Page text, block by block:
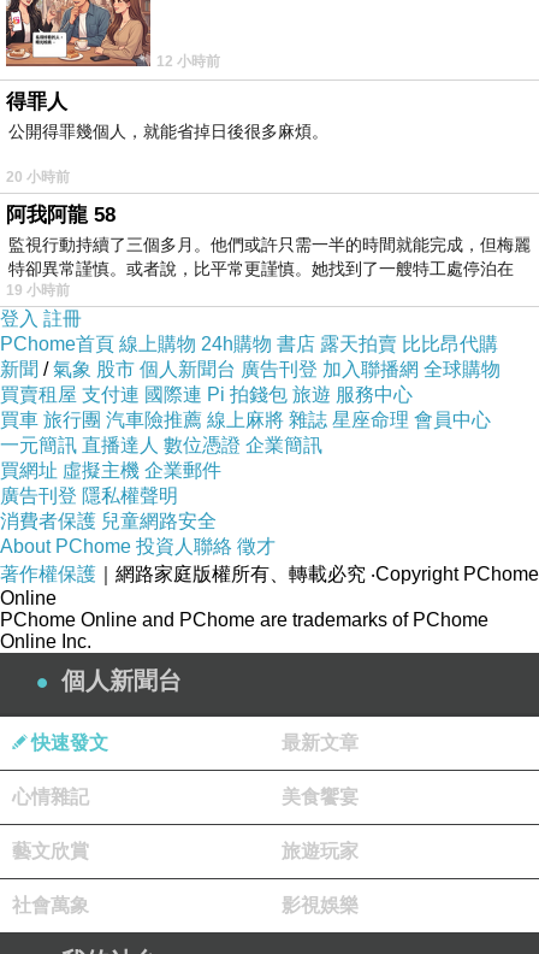
也太方便了吧！！不用在那邊找翻譯啦ＱＱ
海洋大飯店 (Ocean Grand Hotel) 的介紹在下面
如果有興趣到這附近玩的，不妨可以看看喔！
以下是 海洋大飯店 (Ocean Grand Hotel) 的介紹
如果也跟我一樣喜歡不妨看看喔!
PS.若您家裡有0~4歲的小朋友，點我進入索取免
費《迪士尼美語世界試用包》
↓↓↓限量特優價格按鈕↓↓↓
12 小時前
得罪人
公開得罪幾個人，就能省掉日後很多麻煩。
20 小時前
阿我阿龍 58
監視行動持續了三個多月。他們或許只需一半的時間就能完成，但梅麗
特卻異常謹慎。或者說，比平常更謹慎。她找到了一艘特工處停泊在
19 小時前
登入 註冊
PChome首頁 線上購物 24h購物 書店 露天拍賣 比比昂代購
新聞 /氣象 股市 個人新聞台 廣告刊登 加入聯播網 全球購物
買賣租屋 支付連 國際連 Pi 拍錢包 旅遊 服務中心
買車 旅行團 汽車險推薦 線上麻將 雜誌 星座命理 會員中心
一元簡訊 直播達人 數位憑證 企業簡訊
買網址 虛擬主機 企業郵件
廣告刊登 隱私權聲明
消費者保護 兒童網路安全
About PChome 投資人聯絡 徵才
著作權保護 ｜網路家庭版權所有、轉載必究 ‧Copyright PChome
Online
PChome Online and PChome are trademarks of PChome
Online Inc.
個人新聞台
快速發文 最新文章
心情雜記 美食饗宴
藝文欣賞 旅遊玩家
社會萬象 影視娛樂